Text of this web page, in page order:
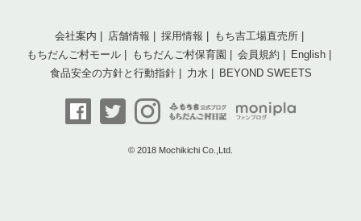
会社案内 店舗情報 採用情報
もち吉工場直売所
もちだんご村モール
もちだんご村保育園 会員規約
English
食品安全の方針と行動指針
力水 BEYOND SWEETS
© 2018 Mochikichi Co.,Ltd.